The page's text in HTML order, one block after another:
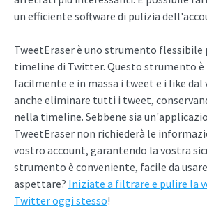
un efficiente software di pulizia
TweetEraser è uno strumento flessibile
timeline di Twitter. Questo strumento è
facilmente e in massa i tweet e i like dal
anche eliminare tutti i tweet,
nella timeline. Sebbene sia
TweetEraser non richiederà le
vostro account, garantendo la vostra
strumento è conveniente, facile da
aspettare? Iniziate a filtrare e pulire la
Twitter oggi stesso!